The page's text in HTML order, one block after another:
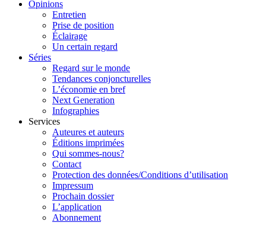
Opinions
Entretien
Prise de position
Éclairage
Un certain regard
Séries
Regard sur le monde
Tendances conjoncturelles
L’économie en bref
Next Generation
Infographies
Services
Auteures et auteurs
Éditions imprimées
Qui sommes-nous?
Contact
Protection des données/Conditions d’utilisation
Impressum
Prochain dossier
L’application
Abonnement